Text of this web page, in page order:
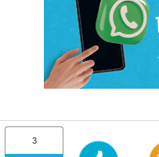
3